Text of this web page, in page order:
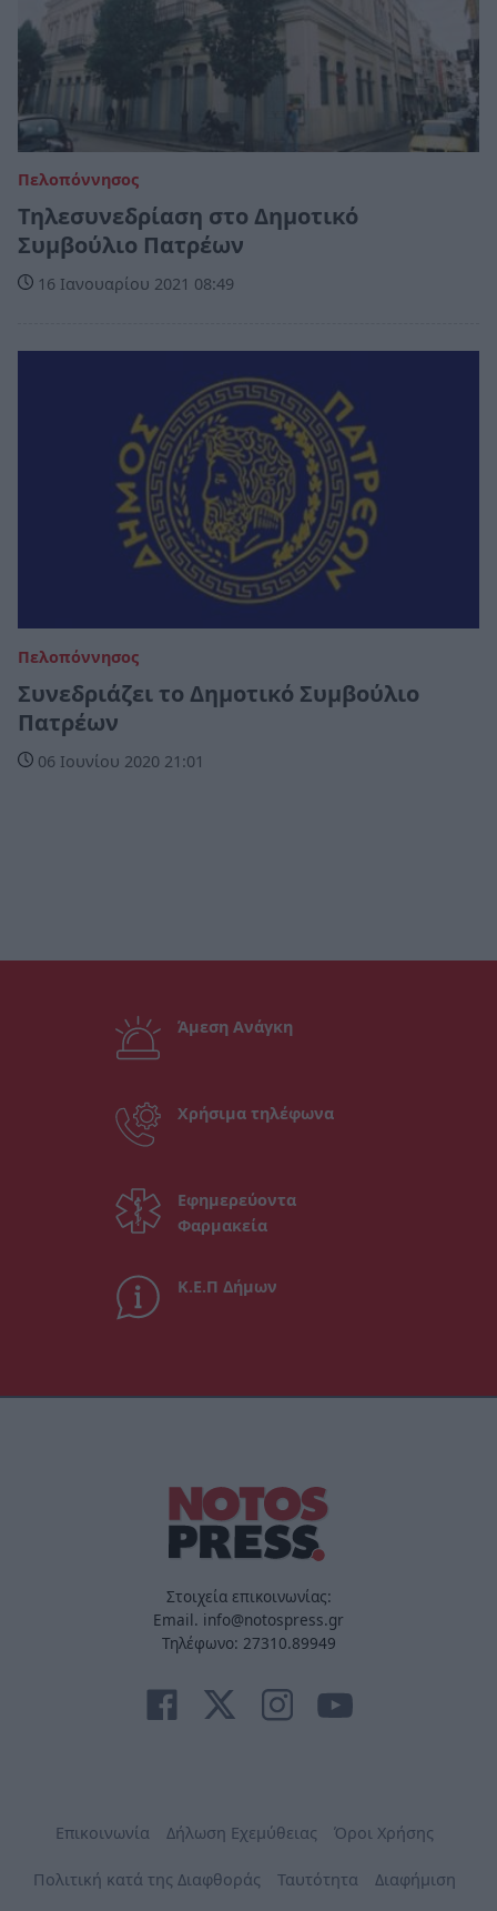
Πελοπόννησος
Τηλεσυνεδρίαση στο Δημοτικό
Συμβούλιο Πατρέων
16 Ιανουαρίου 2021 08:49
Πελοπόννησος
Συνεδριάζει το Δημοτικό Συμβούλιο
Πατρέων
06 Ιουνίου 2020 21:01
Άμεση Ανάγκη
Χρήσιμα τηλέφωνα
Εφημερεύοντα
Φαρμακεία
Κ.Ε.Π Δήμων
Στοιχεία επικοινωνίας:
Email. info@notospress.gr
Τηλέφωνο: 27310.89949
Επικοινωνία Δήλωση Εχεμύθειας Όροι Χρήσης
Πολιτική κατά της Διαφθοράς Ταυτότητα Διαφήμιση